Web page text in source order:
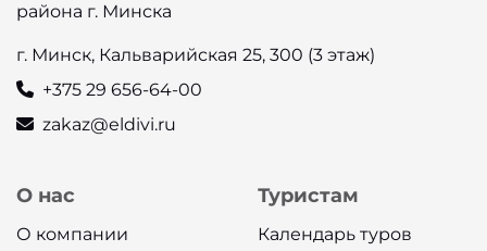
района г. Минска
г. Минск, Кальварийская 25, 300 (3 этаж)
+375 29 656-64-00
zakaz@eldivi.ru
О нас
О компании
Туристам
Календарь туров